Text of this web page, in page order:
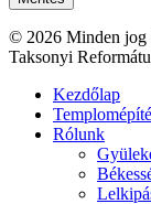
© 2026 Minden jog
Taksonyi
Kezdőlap
Rólunk